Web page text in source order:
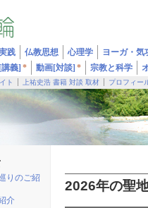
践 仏教思想 心理学
ヨーガ・気
義] * 動画[対談] * 宗教と科学
ト 上祐史浩 書籍 対談 取材 プロフィー
2026年の聖
りのご紹
介